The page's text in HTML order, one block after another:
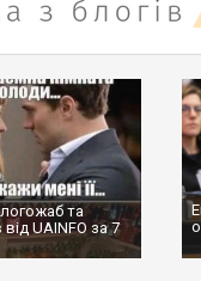
та
UAINFO за 7